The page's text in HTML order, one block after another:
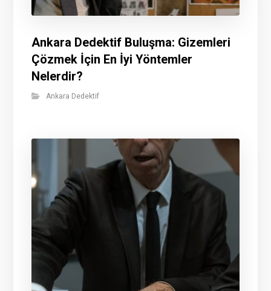
Ankara Dedektif Buluşma: Gizemleri
Çözmek İçin En İyi Yöntemler
Nelerdir?
Ankara Dedektif